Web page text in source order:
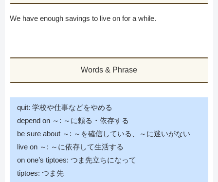
We have enough savings to live on for a while.
Words & Phrase
quit: 学校や仕事などをやめる
depend on ～: ～に頼る・依存する
be sure about ～: ～を確信している、～に迷いがない
live on ～: ～に依存して生活する
on one’s tiptoes: つま先立ちになって
tiptoes: つま先